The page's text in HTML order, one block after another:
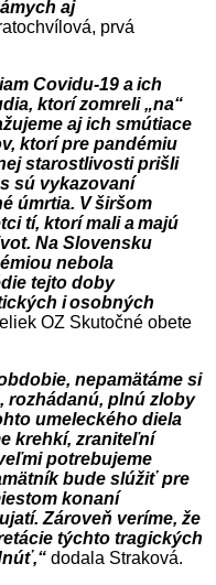
aj
prvá
Covidu-19 a ich
ktorí zomreli „na“
aj ich smútiace
ktorí pre pandémiu
starostlivosti prišli
sú vykazovaní
úmrtia. V širšom
tí, ktorí mali a majú
Na Slovensku
nebola
tejto doby
i osobných
OZ Skutočné obete
nepamätáme si
plnú zloby
umeleckého diela
krehkí, zraniteľní
potrebujeme
bude slúžiť pre
konaní
Zároveň veríme, že
týchto tragických
dodala Straková.